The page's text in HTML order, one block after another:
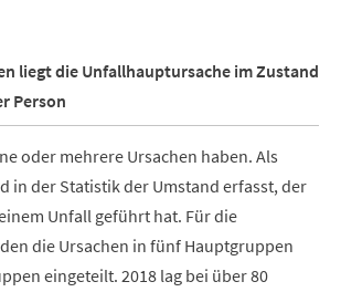
liegt die Unfallhauptursache im Zustand
Person
oder mehrere Ursachen haben. Als
in der Statistik der Umstand erfasst, der
Unfall geführt hat. Für die
die Ursachen in fünf Hauptgruppen
eingeteilt. 2018 lag bei über 80